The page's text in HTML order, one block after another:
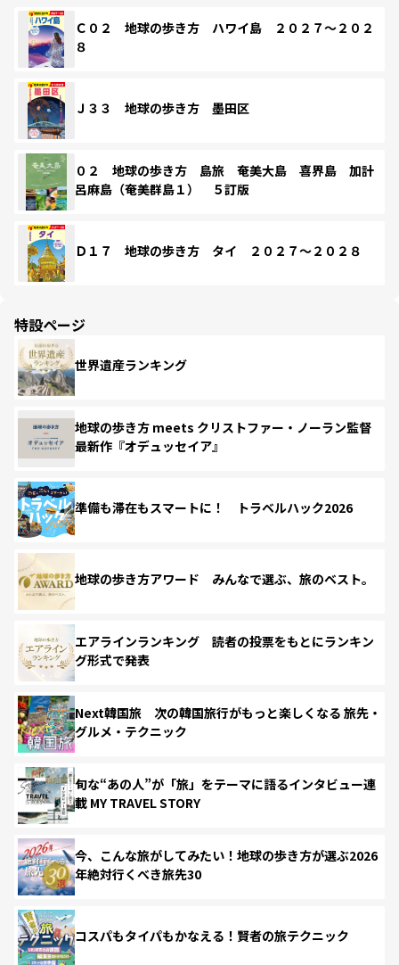
Ｃ０２ 地球の歩き方 ハワイ島 ２０２７～２０２
８
Ｊ３３ 地球の歩き方 墨田区
０２ 地球の歩き方 島旅 奄美大島 喜界島 加計
呂麻島（奄美群島１） ５訂版
Ｄ１７ 地球の歩き方 タイ ２０２７～２０２８
特設ページ
世界遺産ランキング
地球の歩き方 meets クリストファー・ノーラン監督
最新作『オデュッセイア』
準備も滞在もスマートに！ トラベルハック2026
地球の歩き方アワード みんなで選ぶ、旅のベスト。
エアラインランキング 読者の投票をもとにランキン
グ形式で発表
Next韓国旅 次の韓国旅行がもっと楽しくなる 旅先・
グルメ・テクニック
旬な“あの人”が「旅」をテーマに語るインタビュー連
載 MY TRAVEL STORY
今、こんな旅がしてみたい！地球の歩き方が選ぶ2026
年絶対行くべき旅先30
コスパもタイパもかなえる！賢者の旅テクニック